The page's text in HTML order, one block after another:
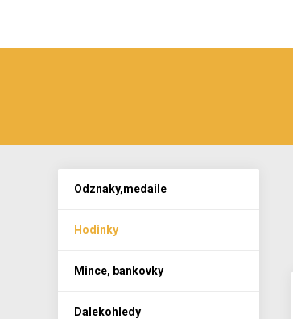
Odznaky,medaile
Hodinky
Mince, bankovky
Dalekohledy